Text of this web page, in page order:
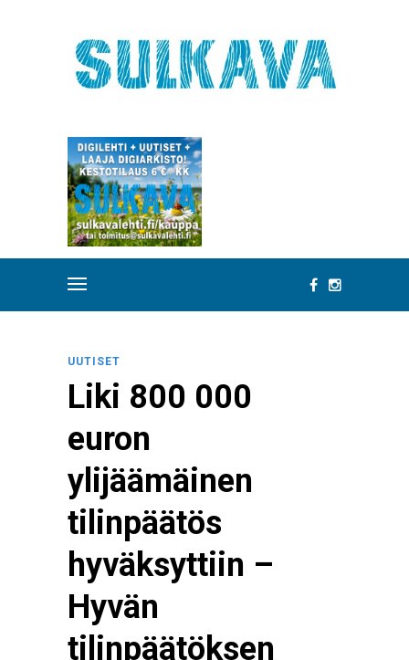
UUTISET
Liki 800 000
euron
ylijäämäinen
tilinpäätös
hyväksyttiin –
Hyvän
tilinpäätöksen